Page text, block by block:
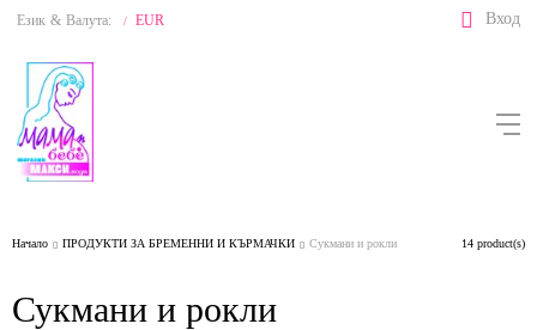
Език & Валута: / EUR Вход
Начало ПРОДУКТИ ЗА БРЕМЕННИ И КЪРМАЧКИ Сукмани и рокли 14 product(s)
Сукмани и рокли